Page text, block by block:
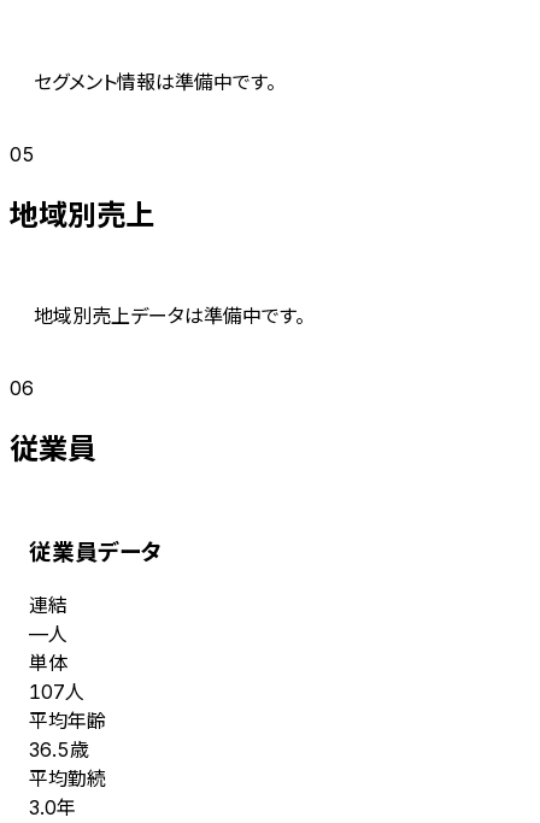
セグメント情報は準備中です。
05
地域別売上
地域別売上データは準備中です。
06
従業員
従業員データ
連結
—人
単体
107人
平均年齢
36.5歳
平均勤続
3.0年